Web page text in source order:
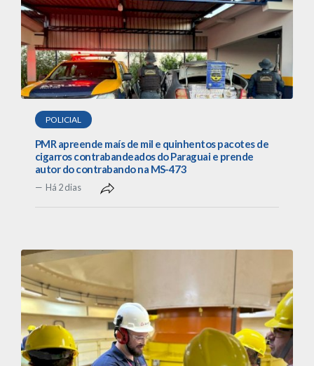
POLICIAL
PMR apreende maís de mil e quinhentos pacotes de
cigarros contrabandeados do Paraguai e prende
autor do contrabando na MS-473
Há 2 dias